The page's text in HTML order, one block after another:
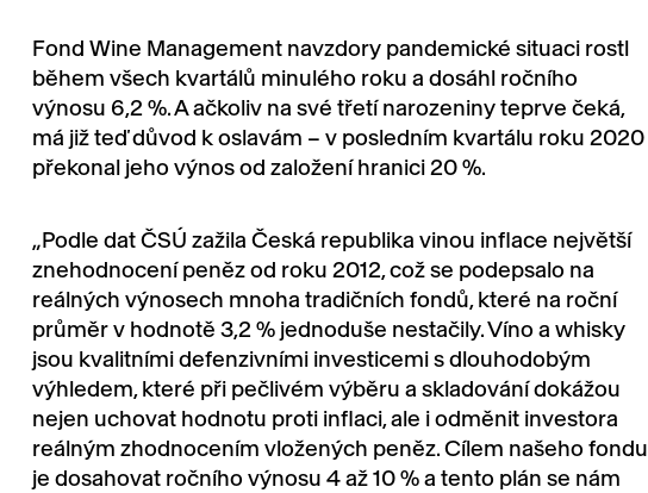
Fond Wine Management navzdory pandemické situaci rostl
během všech kvartálů minulého roku a dosáhl ročního
výnosu 6,2 %. A ačkoliv na své třetí narozeniny teprve čeká,
má již teď důvod k oslavám – v posledním kvartálu roku 2020
překonal jeho výnos od založení hranici 20 %.
„Podle dat ČSÚ zažila Česká republika vinou inflace největší
znehodnocení peněz od roku 2012, což se podepsalo na
reálných výnosech mnoha tradičních fondů, které na roční
průměr v hodnotě 3,2 % jednoduše nestačily. Víno a whisky
jsou kvalitními defenzivními investicemi s dlouhodobým
výhledem, které při pečlivém výběru a skladování dokážou
nejen uchovat hodnotu proti inflaci, ale i odměnit investora
reálným zhodnocením vložených peněz. Cílem našeho fondu
je dosahovat ročního výnosu 4 až 10 % a tento plán se nám